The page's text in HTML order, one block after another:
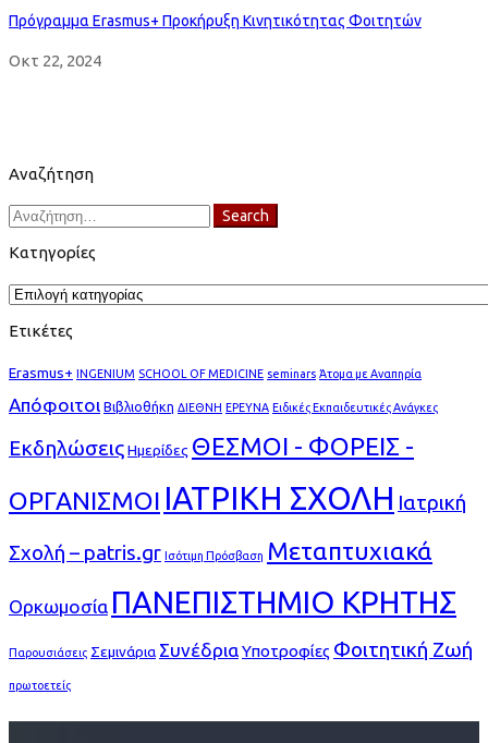
Πρόγραμμα Erasmus+ Προκήρυξη Κινητικότητας Φοιτητών
Οκτ 22, 2024
Αναζήτηση
Search
for:
Search
Κατηγορίες
Κατηγορίες
Ετικέτες
Erasmus+ INGENIUM SCHOOL OF MEDICINE seminars Άτομα με Αναπηρία
Απόφοιτοι Βιβλιοθήκη ΔΙΕΘΝΗ ΕΡΕΥΝΑ Ειδικές Εκπαιδευτικές Ανάγκες
ΕκδηλώσειςΗμερίδες ΘΕΣΜΟΙ - ΦΟΡΕΙΣ -
ΟΡΓΑΝΙΣΜΟΙ ΙΑΤΡΙΚΗ ΣΧΟΛΗ Ιατρική
Σχολή – patris.gr Ισότιμη Πρόσβαση Μεταπτυχιακά
Ορκωμοσία ΠΑΝΕΠΙΣΤΗΜΙΟ ΚΡΗΤΗΣ
Παρουσιάσεις Σεμινάρια Συνέδρια Υποτροφίες Φοιτητική Ζωή
πρωτοετείς